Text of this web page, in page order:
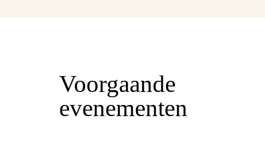
Voorgaande
evenementen